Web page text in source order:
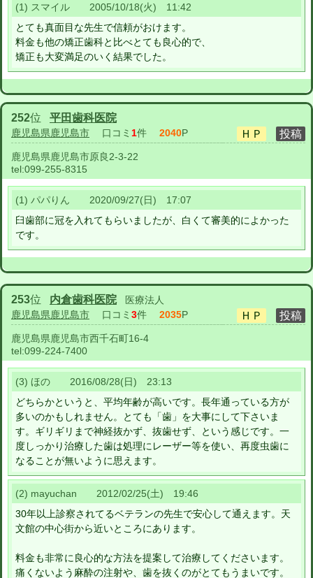
(1) スマイル 2005/10/18(火) 11:42
とても真面目な先生で信頼がおけます。
料金も他の矯正歯科と比べとても良心的で、
矯正も大変満足のいく結果でした。
252位 平田歯科医院
鹿児島県鹿児島市 口コミ 1件 2040P
鹿児島県鹿児島市原良2-3-22
tel:099-255-8315
(1) パパりん 2020/09/27(日) 17:07
臼歯部に冠を入れてもらいましたが、白くて審美的によかった
です。
253位 内倉歯科医院
医療法人
鹿児島県鹿児島市 口コミ 3件 2035P
鹿児島県鹿児島市西千石町16-4
tel:099-224-7400
(3) ほの 2016/08/28(日) 23:13
どちらかというと、平均年齢が高いです。長年通っている方が
多いのかもしれません。とても「歯」を大事にして下さいま
す。ギリギリまで神経抜かず、抜歯せず、という感じです。一
度しっかり治療した歯は処理にレーザー等を使い、再度虫歯に
なることが無いように思えます。
(2) mayuchan 2012/02/25(土) 19:46
30年以上診察されてるベテランの先生で安心して通えます。天
文館の中心街から近いところにあります。
料金も非常に良心的な方法を提案して治療してくださいます。
痛くないよう麻酔の注射や、歯を抜くのがとてもうまいです。